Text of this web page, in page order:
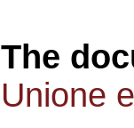
The
Unione